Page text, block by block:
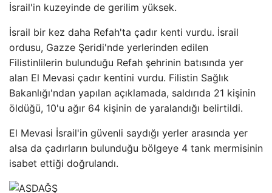
İsrail'in kuzeyinde de gerilim yüksek.
İsrail bir kez daha Refah'ta çadır kenti vurdu. İsrail
ordusu, Gazze Şeridi'nde yerlerinden edilen
Filistinlilerin bulunduğu Refah şehrinin batısında yer
alan El Mevasi çadır kentini vurdu. Filistin Sağlık
Bakanlığı'ndan yapılan açıklamada, saldırıda 21 kişinin
öldüğü, 10'u ağır 64 kişinin de yaralandığı belirtildi.
El Mevasi İsrail'in güvenli saydığı yerler arasında yer
alsa da çadırların bulunduğu bölgeye 4 tank mermisinin
isabet ettiği doğrulandı.